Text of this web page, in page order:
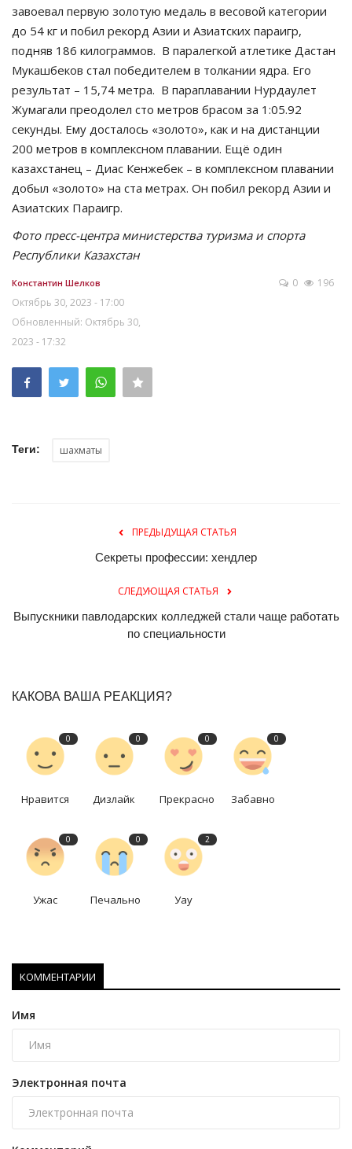
завоевал первую золотую медаль в весовой категории
до 54 кг и побил рекорд Азии и Азиатских параигр,
подняв 186 килограммов. В паралегкой атлетике Дастан
Мукашбеков стал победителем в толкании ядра. Его
результат – 15,74 метра. В параплавании Нурдаулет
Жумагали преодолел сто метров брасом за 1:05.92
секунды. Ему досталось «золото», как и на дистанции
200 метров в комплексном плавании. Ещё один
казахстанец – Диас Кенжебек – в комплексном плавании
добыл «золото» на ста метрах. Он побил рекорд Азии и
Азиатских Параигр.
Фото пресс-центра министерства туризма и спорта
Республики Казахстан
Константин Шелков
Октябрь 30, 2023 - 17:00
Обновленный: Октябрь 30,
2023 - 17:32
0 196
Теги: шахматы
ПРЕДЫДУЩАЯ СТАТЬЯ
Секреты профессии: хендлер
СЛЕДУЮЩАЯ СТАТЬЯ
Выпускники павлодарских колледжей стали чаще работать
по специальности
КАКОВА ВАША РЕАКЦИЯ?
0
Нравится
0
Дизлайк
0
Прекрасно
0
Забавно
0
Ужас
0
Печально
2
Уау
КОММЕНТАРИИ
Имя
Электронная почта